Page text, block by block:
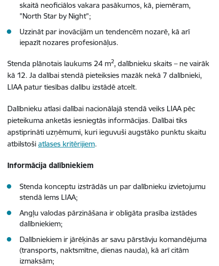
skaitā neoficiālos vakara pasākumos, kā, piemēram,
"North Star by Night";
Uzzināt par inovācijām un tendencēm nozarē, kā arī
iepazīt nozares profesionāļus.
Stenda plānotais laukums 24 m2, dalībnieku skaits – ne vairāk
kā 12. Ja dalībai stendā pieteiksies mazāk nekā 7 dalībnieki,
LIAA patur tiesības dalību izstādē atcelt.
Dalībnieku atlasi dalībai nacionālajā stendā veiks LIAA pēc
pieteikuma anketās iesniegtās informācijas. Dalībai tiks
apstiprināti uzņēmumi, kuri ieguvuši augstāko punktu skaitu
atbilstoši atlases kritērijiem.
Informācija dalībniekiem
Stenda konceptu izstrādās un par dalībnieku izvietojumu
stendā lems LIAA;
Angļu valodas pārzināšana ir obligāta prasība izstādes
dalībniekiem;
Dalībniekiem ir jārēķinās ar savu pārstāvju komandējuma
(transports, naktsmītne, dienas nauda), kā arī citām
izmaksām;